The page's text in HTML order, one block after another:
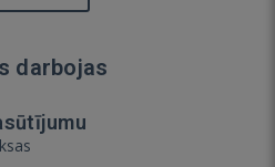
darbojas